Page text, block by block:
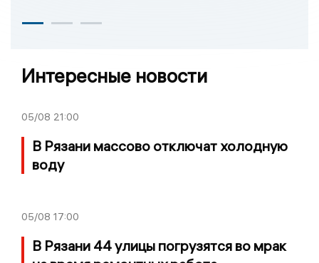
Интересные новости
05/08 21:00
В Рязани массово отключат холодную
воду
05/08 17:00
В Рязани 44 улицы погрузятся во мрак